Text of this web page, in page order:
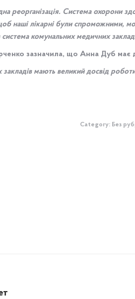
реорганізація. Система охорони
наші лікарні були спроможними,
система комунальних медичних
зазначила, що Анна Дуб
закладів мають великий досвід
Category: Без